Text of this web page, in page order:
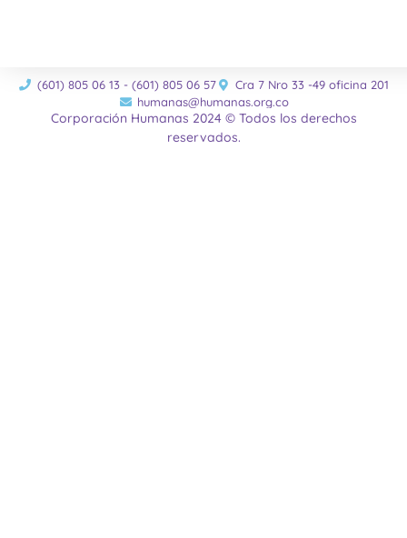
(601) 805 06 13 - (601) 805 06 57
Cra 7 Nro 33 -49 oficina 201
humanas@humanas.org.co
Corporación Humanas 2024 © Todos los derechos
reservados.